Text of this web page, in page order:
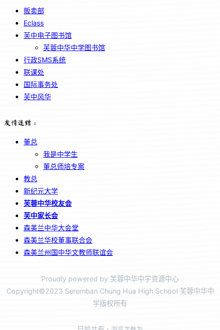
贩卖部
Eclass
芙中电子图书馆
芙蓉中华中学图书馆
行政SMS系统
联课处
国际事务处
芙中风华
友情连结：
董总
我是中学生
董总师培专案
教总
新纪元大学
芙蓉中华校友会
芙中家长会
森美兰中华大会堂
森美兰华校董事联合会
森美兰州国中华文教师联谊会
Proudly powered by 芙蓉中华中学资源中心
Copyright©2023 Seremban Chung Hua High School 芙蓉中华中
学版权所有